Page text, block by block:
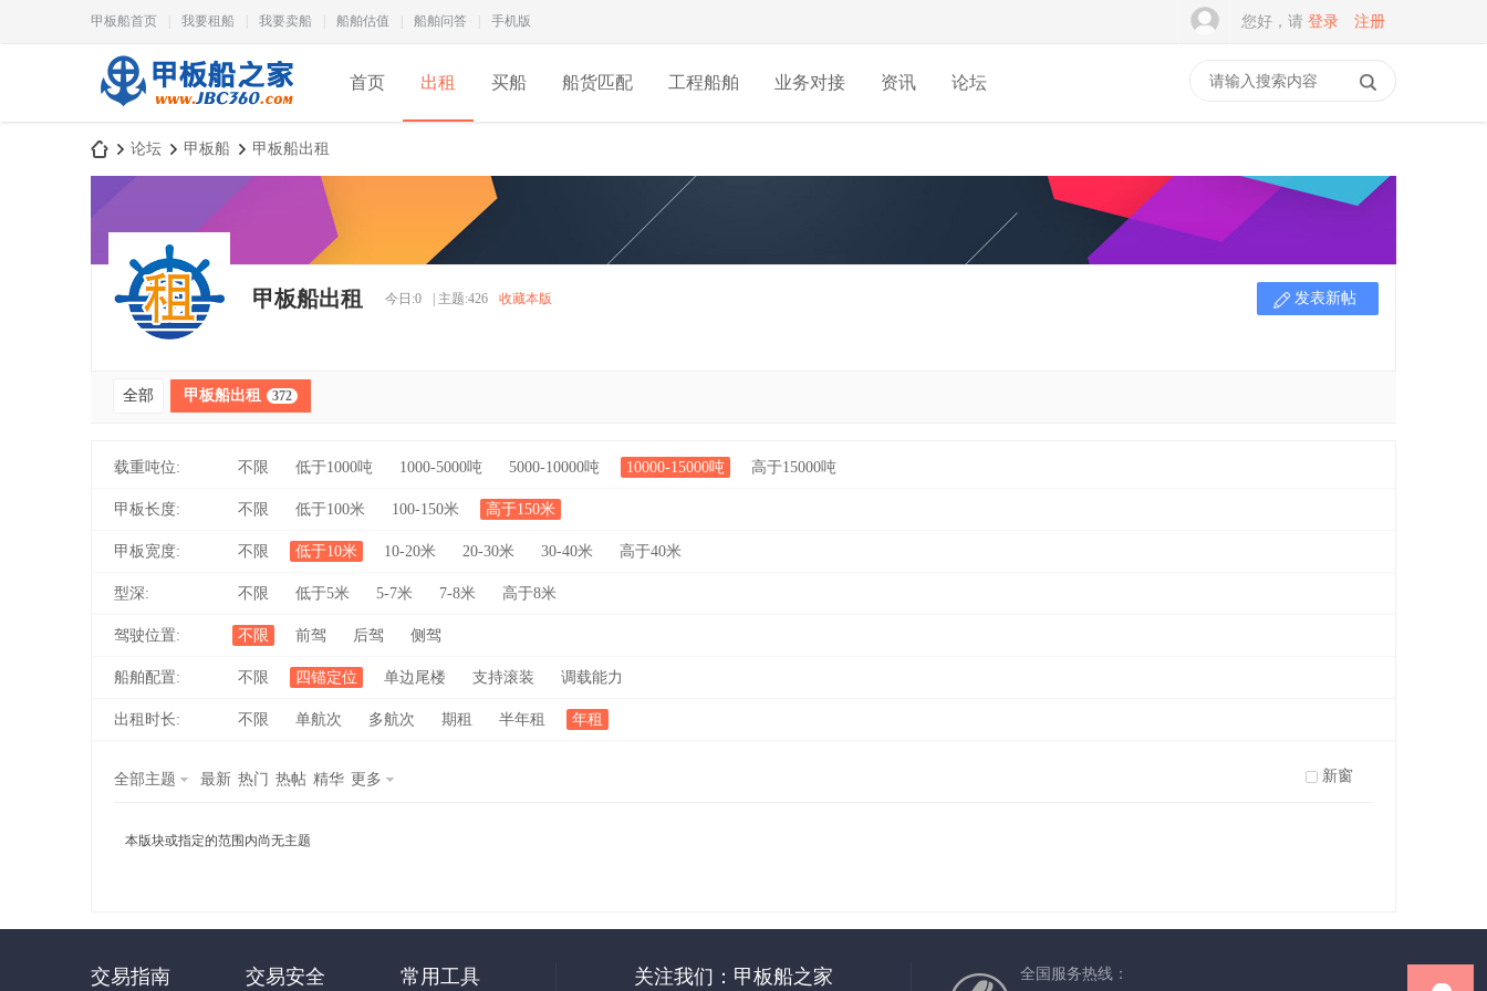
甲板船首页 我要租船 我要卖船 船舶估值 船舶问答 手机版 您好，请 登录 注册
首页 出租 买船 船货匹配 工程船舶 业务对接 资讯 论坛
论坛
›
甲板船 甲板船出租
甲板船出租 今日:0 主题:426 收藏本版 发表新帖
全部 甲板船出租 372
载重吨位: 不限 低于1000吨 1000-5000吨 5000-10000吨 10000-15000吨 高于15000吨
甲板长度: 不限 低于100米 100-150米 高于150米
甲板宽度: 不限 低于10米 10-20米 20-30米 30-40米 高于40米
型深: 不限 低于5米 5-7米 7-8米 高于8米
驾驶位置: 不限 前驾 后驾 侧驾
船舶配置: 不限 四锚定位 单边尾楼 支持滚装 调载能力
出租时长: 不限 单航次 多航次 期租 半年租 年租
新窗
全部主题 最新 热门 热帖 精华 更多
本版块或指定的范围内尚无主题
交易指南 交易安全 常用工具 关注我们：甲板船之家 全国服务热线：